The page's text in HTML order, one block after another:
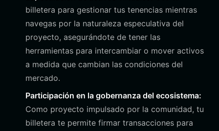
billetera para gestionar tus tenencias mientras
navegas por la naturaleza especulativa del
proyecto, asegurándote de tener las
herramientas para intercambiar o mover activos
a medida que cambian las condiciones del
mercado.
Participación en la gobernanza del ecosistema:
Como proyecto impulsado por la comunidad, tu
billetera te permite firmar transacciones para